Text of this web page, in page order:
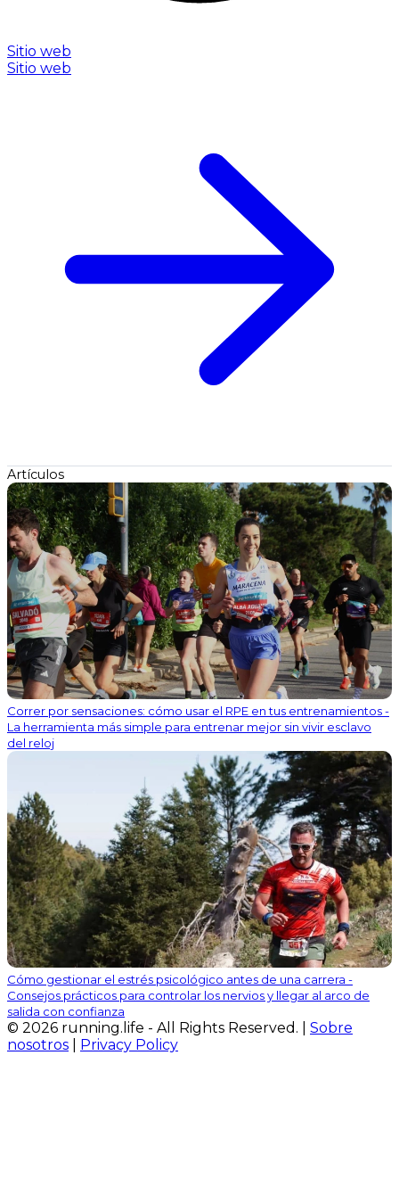
Sitio web
Sitio web
Artículos
Correr por sensaciones: cómo usar el RPE en tus entrenamientos -
La herramienta más simple para entrenar mejor sin vivir esclavo
del reloj
Cómo gestionar el estrés psicológico antes de una carrera -
Consejos prácticos para controlar los nervios y llegar al arco de
salida con confianza
© 2026 running.life - All Rights Reserved. | Sobre
nosotros
Privacy Policy